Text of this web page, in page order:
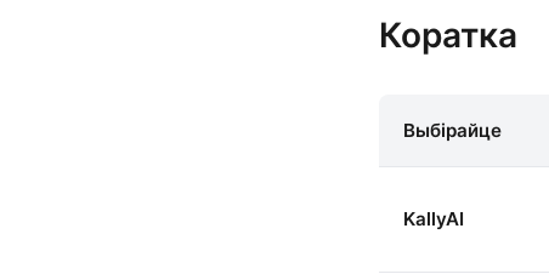
Коратка
Выбірайце
KallyAI